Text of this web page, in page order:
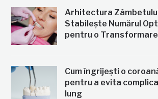
Arhitectura
Stabilește Numărul
pentru o
Cum îngrijești o
pentru a evita
lung